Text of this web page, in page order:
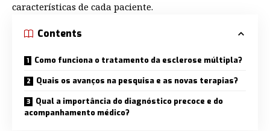
características de cada paciente.
Contents
Como funciona o tratamento da esclerose múltipla?
Quais os avanços na pesquisa e as novas terapias?
Qual a importância do diagnóstico precoce e do
acompanhamento médico?